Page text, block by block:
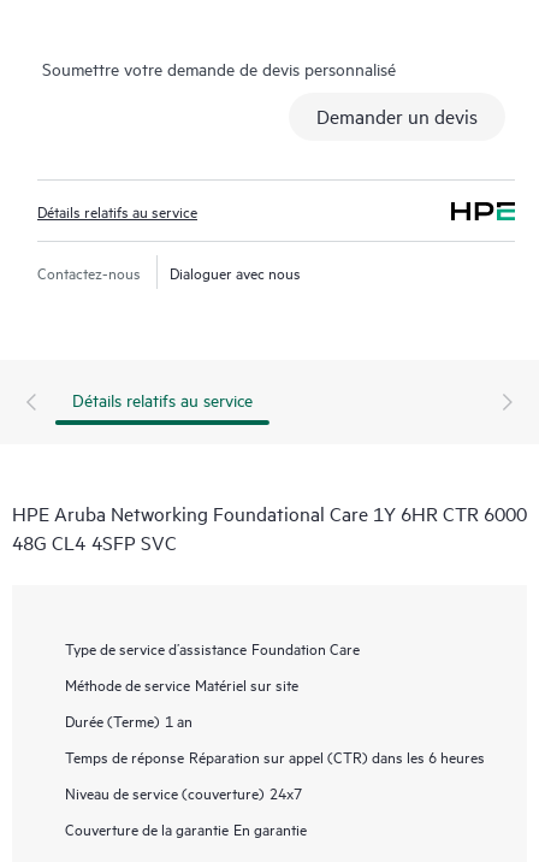
Soumettre votre demande de devis personnalisé
Demander un devis
Détails relatifs au service
Contactez-nous Dialoguer avec nous
Détails relatifs au service
HPE Aruba Networking Foundational Care 1Y 6HR CTR 6000
48G CL4 4SFP SVC
Type de service d’assistance Foundation Care
Méthode de service Matériel sur site
Durée (Terme) 1 an
Temps de réponse Réparation sur appel (CTR) dans les 6 heures
Niveau de service (couverture) 24x7
Couverture de la garantie En garantie